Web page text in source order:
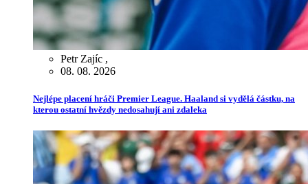
Petr Zajíc ,
08. 08. 2026
Nejlépe placení hráči Premier League. Haaland si vydělá částku, na
kterou ostatní hvězdy nedosahují ani zdaleka